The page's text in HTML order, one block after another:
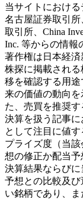
当サイトにおける
名古屋証券取引
取引所、China
Inc. 等からの情報
著作権は日本経済
株探に掲載され
移を確認する用
来の価値の動向
た、売買を推奨す
決算を扱う記事
として注目に値
プライズ度（当
想の修正か配当
決算結果ならび
予想との比較及
い銘柄であり、